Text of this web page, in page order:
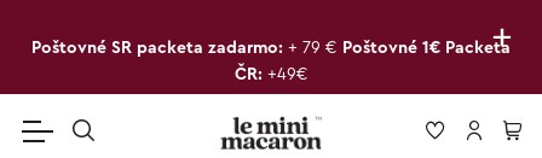
+
Poštovné SR packeta zadarmo: + 79 € Poštovné 1€ Packeta
ČR: +49€